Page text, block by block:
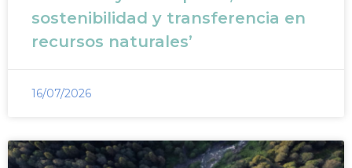
sostenibilidad y transferencia en
recursos naturales’
16/07/2026